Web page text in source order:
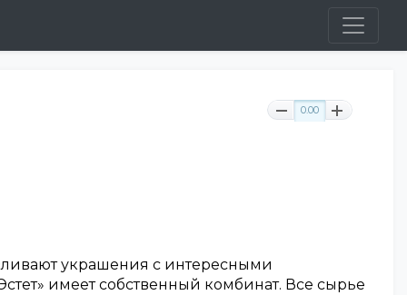
0.00
украшения с интересными
имеет собственный комбинат. Все сырье